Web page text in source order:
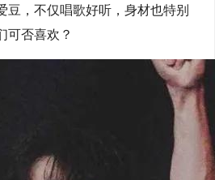
豆，不仅唱歌好听，身材也特别
可否喜欢？